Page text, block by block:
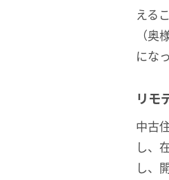
える
（
にな
リモ
中古
し、
し、